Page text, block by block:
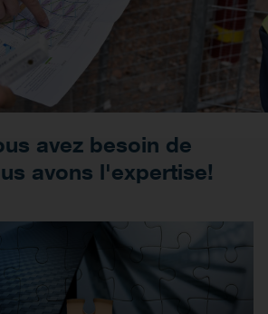
avez besoin de
avons l'expertise!